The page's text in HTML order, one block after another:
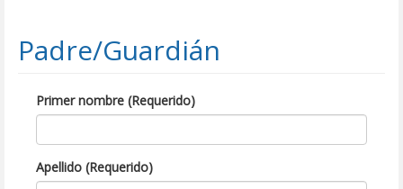
Padre/Guardián
Primer nombre (Requerido)
Apellido (Requerido)